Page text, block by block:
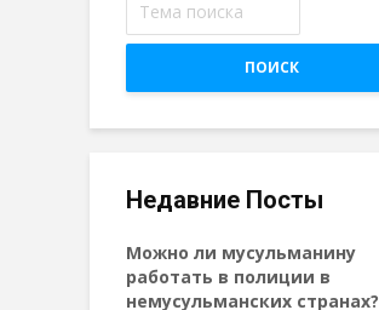
ПОИСК
Недавние Посты
Можно ли мусульманину
работать в полиции в
немусульманских странах?